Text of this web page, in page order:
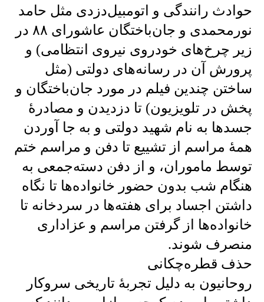
حوادث رانندگی و اتومبیل‌دزدی مثل حامد
نورمحمدی و جان‌باختگان عاشورای ۸۸ در
زیر چرخ‌های خودروی نیروی انتظامی) و
پرورش آن در رسانه‌های دولتی (مثل
ساختن چندین فیلم در مورد جان‌باختگان و
پخش در تلویزیون) تا دزدیدن و مصادرهٔ
جسد‌ها به نام شهید دولتی و به جا آوردن
همهٔ مراسم از تشییع تا دفن و مراسم ختم
توسط ماموران، و از دفن دسته‌جمعی به
هنگام شب بدون حضور خانواده‌ها تا نگاه
داشتن اجساد برای هفته‌ها در سردخانه تا
خانواده‌ها از گرفتن مراسم و عزاداری
منصرف شوند.
حذف قطره‌چکانی
روحانیون به دلیل تجربهٔ تاریخی سروکار